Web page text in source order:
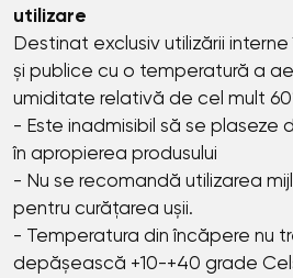
utilizare
Destinat exclusiv utilizării
și publice cu o temperatură a
umiditate relativă de cel mult
- Este inadmisibil să se plaseze
în apropierea produsului
- Nu se recomandă utilizarea
pentru curățarea ușii.
- Temperatura din încăpere nu
depășească +10-+40 grade